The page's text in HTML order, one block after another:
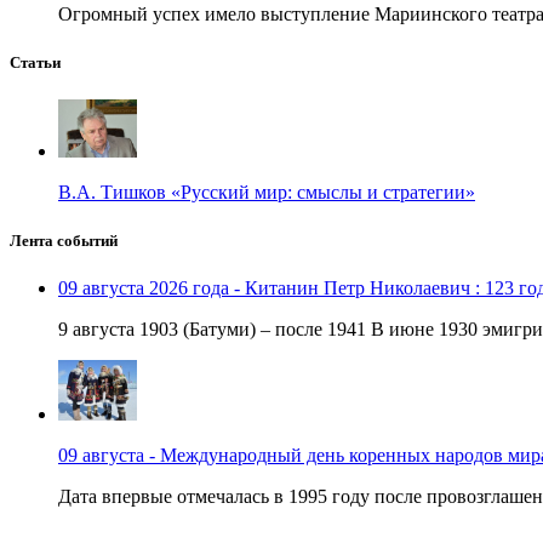
Огромный успех имело выступление Мариинского
Статьи
В.А. Тишков «Русский мир: смыслы и стратегии»
Лента событий
09 августа 2026 года - Китанин Петр Николаевич : 123
9 августа 1903 (Батуми) – после 1941 В июне 1930
09 августа - Международный день коренных народов
Дата впервые отмечалась в 1995 году после